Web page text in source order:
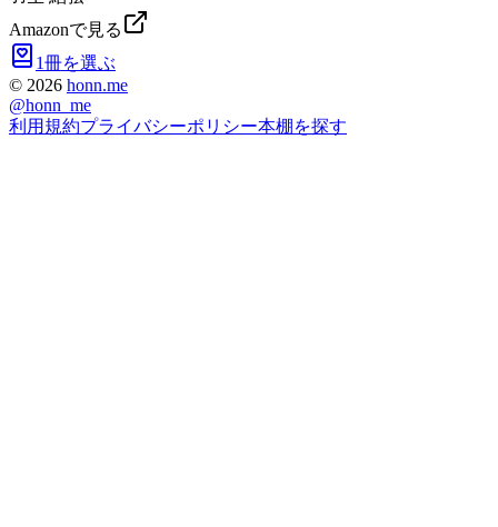
Amazonで見る
1冊を選ぶ
© 2026 honn.me
@honn_me
利用規約プライバシーポリシー本棚を探す